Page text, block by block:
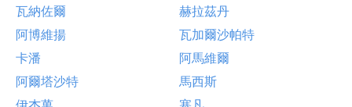
瓦納佐爾
赫拉茲丹
阿博維揚
瓦加爾沙帕特
卡潘
阿馬維爾
阿爾塔沙特
馬西斯